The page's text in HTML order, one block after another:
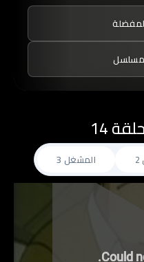
14
المشغل 3
Could